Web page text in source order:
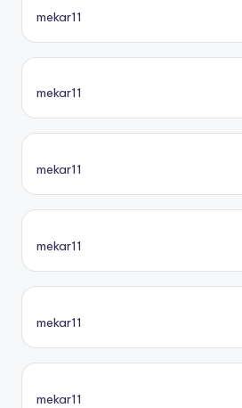
mekar11
mekar11
mekar11
mekar11
mekar11
mekar11